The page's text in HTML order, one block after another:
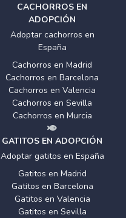
CACHORROS EN
ADOPCIÓN
Adoptar cachorros en
España
Cachorros en Madrid
Cachorros en Barcelona
Cachorros en Valencia
Cachorros en Sevilla
Cachorros en Murcia
GATITOS EN ADOPCIÓN
Adoptar gatitos en España
Gatitos en Madrid
Gatitos en Barcelona
Gatitos en Valencia
Gatitos en Sevilla